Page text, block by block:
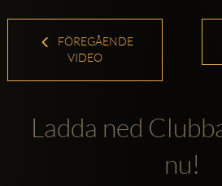
FÖREGÅENDE
VIDEO
Ladda ned
nu!